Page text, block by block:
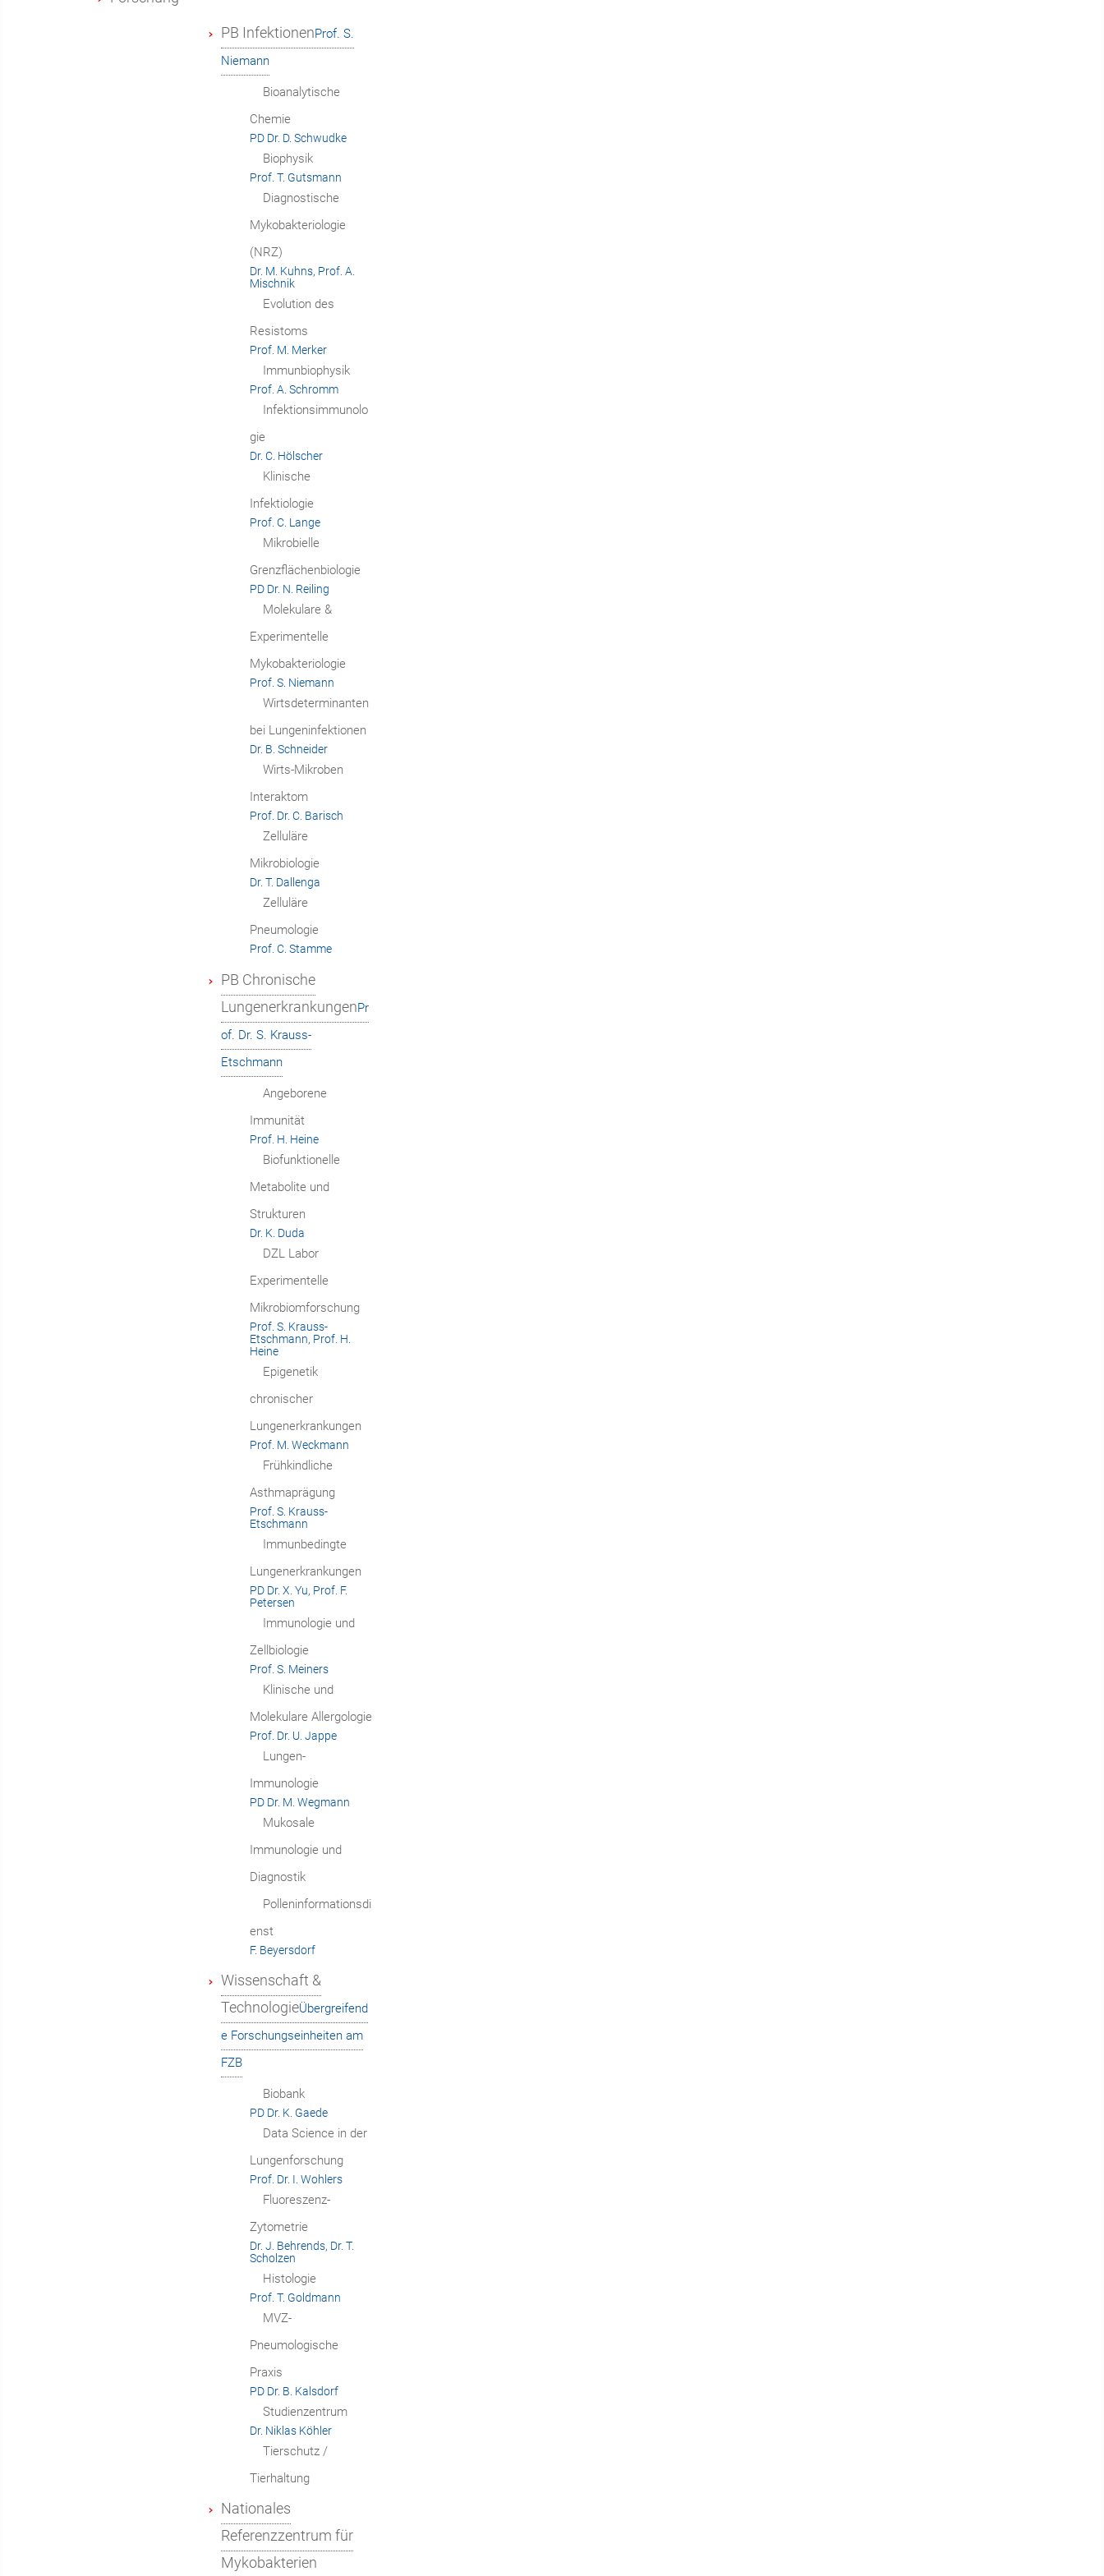
PB InfektionenProf. S.
Niemann
Bioanalytische
Chemie
PD Dr. D. Schwudke
Biophysik
Prof. T. Gutsmann
Diagnostische
Mykobakteriologie
(NRZ)
Dr. M. Kuhns, Prof. A.
Mischnik
Evolution des
Resistoms
Prof. M. Merker
Immunbiophysik
Prof. A. Schromm
Infektionsimmunolo
gie
Dr. C. Hölscher
Klinische
Infektiologie
Prof. C. Lange
Mikrobielle
Grenzflächenbiologie
PD Dr. N. Reiling
Molekulare &
Experimentelle
Mykobakteriologie
Prof. S. Niemann
Wirtsdeterminanten
bei Lungeninfektionen
Dr. B. Schneider
Wirts-Mikroben
Interaktom
Prof. Dr. C. Barisch
Zelluläre
Mikrobiologie
Dr. T. Dallenga
Zelluläre
Pneumologie
Prof. C. Stamme
PB Chronische
LungenerkrankungenPr
of. Dr. S. Krauss-
Etschmann
Angeborene
Immunität
Prof. H. Heine
Biofunktionelle
Metabolite und
Strukturen
Dr. K. Duda
DZL Labor
Experimentelle
Mikrobiomforschung
Prof. S. Krauss-
Etschmann, Prof. H.
Heine
Epigenetik
chronischer
Lungenerkrankungen
Prof. M. Weckmann
Frühkindliche
Asthmaprägung
Prof. S. Krauss-
Etschmann
Immunbedingte
Lungenerkrankungen
PD Dr. X. Yu, Prof. F.
Petersen
Immunologie und
Zellbiologie
Prof. S. Meiners
Klinische und
Molekulare Allergologie
Prof. Dr. U. Jappe
Lungen-
Immunologie
PD Dr. M. Wegmann
Mukosale
Immunologie und
Diagnostik
Polleninformationsdi
enst
F. Beyersdorf
Wissenschaft &
TechnologieÜbergreifend
e Forschungseinheiten am
FZB
Biobank
PD Dr. K. Gaede
Data Science in der
Lungenforschung
Prof. Dr. I. Wohlers
Fluoreszenz-
Zytometrie
Dr. J. Behrends, Dr. T.
Scholzen
Histologie
Prof. T. Goldmann
MVZ-
Pneumologische
Praxis
PD Dr. B. Kalsdorf
Studienzentrum
Dr. Niklas Köhler
Tierschutz /
Tierhaltung
Nationales
Referenzzentrum für
Mykobakterien